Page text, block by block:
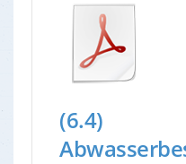
(6.4)